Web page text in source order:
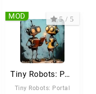
Tiny Robots: Portal Escape
Tiny Robots: Portal
5 / 5
MOD